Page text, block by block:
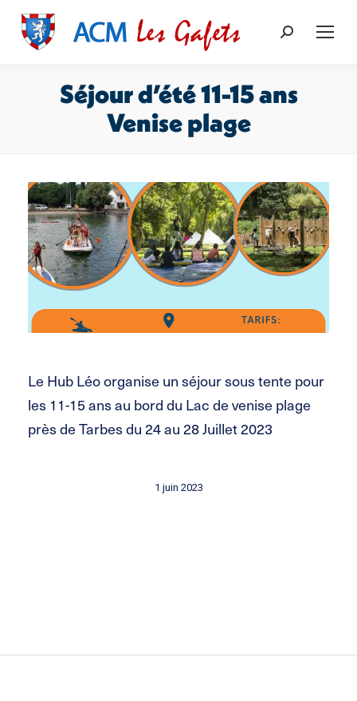
Recherche
Séjour d’été 11-15 ans
Venise plage
Le Hub Léo organise un séjour sous tente pour
les 11-15 ans au bord du Lac de venise plage
près de Tarbes du 24 au 28 Juillet 2023
1 juin 2023